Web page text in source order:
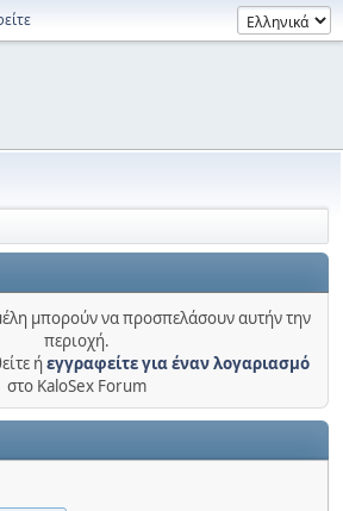
μπορούν να προσπελάσουν αυτήν την
περιοχή.
ήεγγραφείτε για έναν λογαριασμό
στο KaloSex Forum